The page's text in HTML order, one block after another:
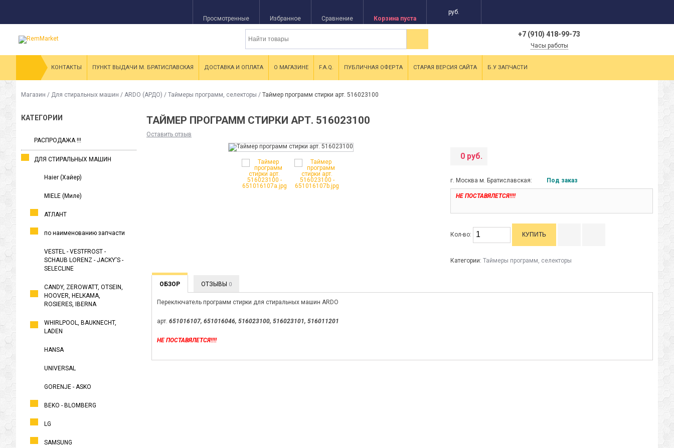
Просмотренные Избранное Сравнение Корзина пуста
руб.
+7 (910) 418-99-73
Часы работы
КОНТАКТЫ ПУНКТ ВЫДАЧИ М. БРАТИСЛАВСКАЯ ДОСТАВКА И ОПЛАТА О МАГАЗИНЕ F.A.Q. ПУБЛИЧНАЯ ОФЕРТА СТАРАЯ ВЕРСИЯ САЙТА Б.У ЗАПЧАСТИ
Магазин / Для стиральных машин / ARDO (АРДО) / Таймеры программ, селекторы / Таймер программ стирки арт. 516023100
КАТЕГОРИИ
РАСПРОДАЖА !!!
ДЛЯ СТИРАЛЬНЫХ МАШИН
Haier (Хайер)
MIELE (Миле)
АТЛАНТ
по наименованию запчасти
VESTEL - VESTFROST -
SCHAUB LORENZ - JACKY'S -
SELECLINE
CANDY, ZEROWATT, OTSEIN,
HOOVER, HELKAMA,
ROSIERES, IBERNA
WHIRLPOOL, BAUKNECHT,
LADEN
HANSA
UNIVERSAL
GORENJE - ASKO
BEKO - BLOMBERG
LG
SAMSUNG
ТАЙМЕР ПРОГРАММ СТИРКИ АРТ. 516023100
Оставить отзыв
0 руб.
г. Москва м. Братиславская: Под заказ
НЕ ПОСТАВЯЛЕТСЯ!!!!
Кол-во:
Категории: Таймеры программ, селекторы
ОБЗОР ОТЗЫВЫ 0
Переключатель программ стирки для стиральных машин ARDO
арт. 651016107, 651016046, 516023100, 516023101, 516011201
НЕ ПОСТАВЯЛЕТСЯ!!!!